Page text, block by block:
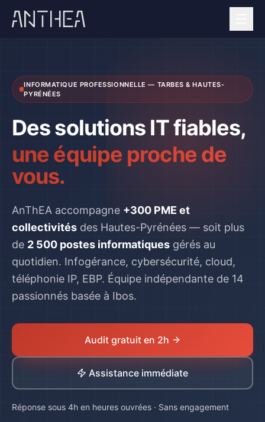
INFORMATIQUE PROFESSIONNELLE — TARBES & HAUTES-
PYRÉNÉES
Des solutions IT fiables,
une équipe proche de
vous.
AnThEA accompagne +300 PME et
collectivités des Hautes-Pyrénées — soit plus
de 2 500 postes informatiques gérés au
quotidien. Infogérance, cybersécurité, cloud,
téléphonie IP, EBP. Équipe indépendante de 14
passionnés basée à Ibos.
Audit gratuit en 2h
Assistance immédiate
Réponse sous 4h en heures ouvrées · Sans engagement